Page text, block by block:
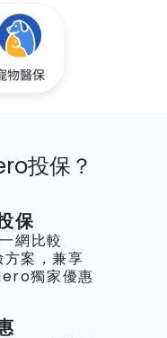
投保？
保
網比較
案，兼享
獨家優惠